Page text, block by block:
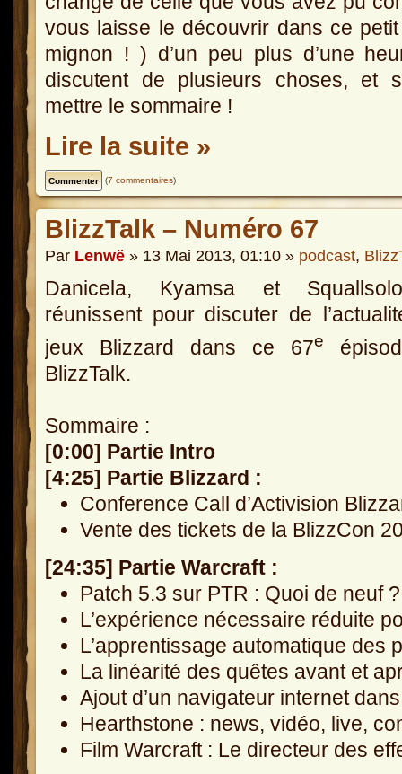
vous laisse le découvrir dans ce
mignon ! ) d’un peu plus d’une
discutent de plusieurs choses, et
mettre le sommaire !
Lire la suite »
(7 commentaires)
BlizzTalk – Numéro 67
Par Lenwë » 13 Mai 2013, 01:10 » podcast,
Danicela, Kyamsa et
réunissent pour discuter de
jeux Blizzard dans ce 67e
BlizzTalk.
Sommaire :
[0:00] Partie Intro
[4:25] Partie Blizzard :
Conference Call d’Activision
Vente des tickets de la BlizzCon
[24:35] Partie Warcraft :
Patch 5.3 sur PTR : Quoi de neuf ?
L’expérience nécessaire réduite
L’apprentissage automatique des
La linéarité des quêtes avant et
Ajout d’un navigateur internet
Hearthstone : news, vidéo, live,
Film Warcraft : Le directeur des